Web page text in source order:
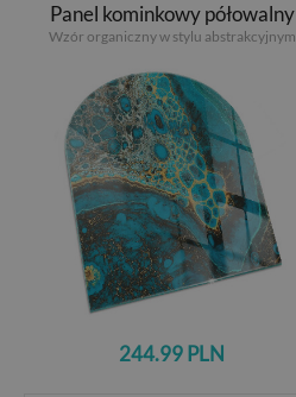
Panel kominkowy półowalny
Wzór organiczny w stylu abstrakcyjnym
244.99 PLN